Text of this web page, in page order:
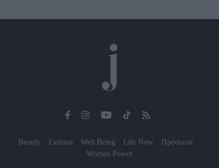
Beauty Fashion Well Being Life Now
Πρόσωπα
Woman Power